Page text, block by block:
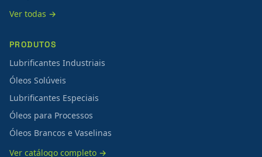
Ver todas →
PRODUTOS
Lubrificantes Industriais
Óleos Solúveis
Lubrificantes Especiais
Óleos para Processos
Óleos Brancos e Vaselinas
Ver catálogo completo →